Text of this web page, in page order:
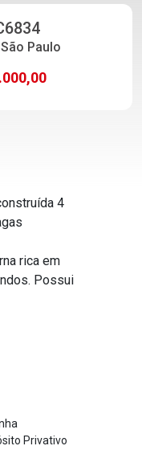
Paulo
4
rica em
Possui
Privativo